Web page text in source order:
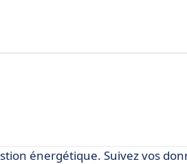
énergétique. Suivez vos